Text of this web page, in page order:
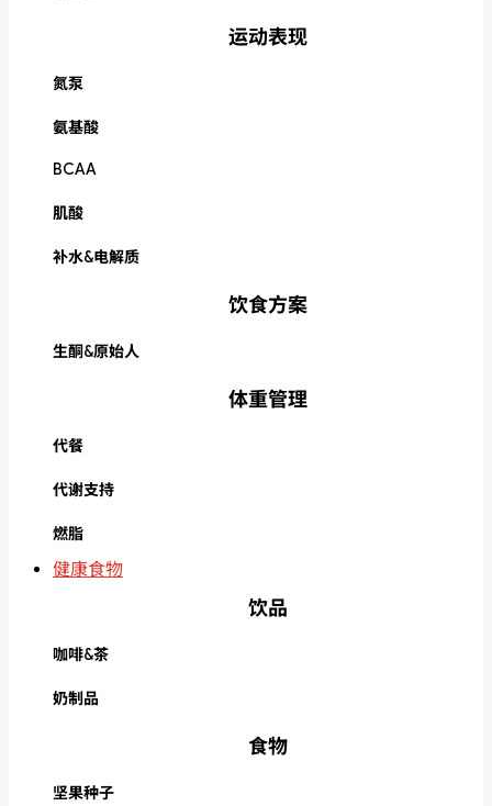
运动表现
氮泵
氨基酸
BCAA
肌酸
补水&电解质
饮食方案
生酮&原始人
体重管理
代餐
代谢支持
燃脂
健康食物
饮品
咖啡&茶
奶制品
食物
坚果种子